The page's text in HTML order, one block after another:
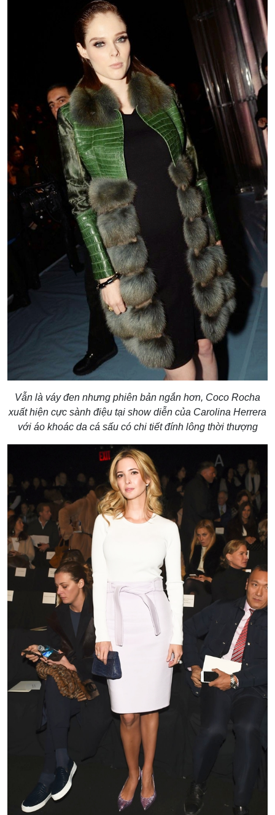
Vẫn là váy đen nhưng phiên bản ngắn hơn, Coco Rocha
xuất hiện cực sành điệu tại show diễn của Carolina Herrera
với áo khoác da cá sấu có chi tiết đính lông thời thượng